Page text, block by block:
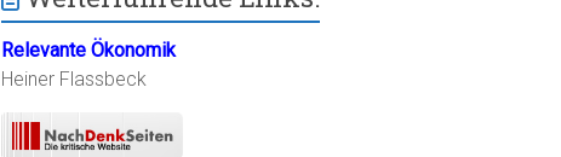
Relevante Ökonomik
Heiner Flassbeck